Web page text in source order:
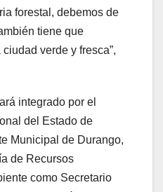
forestal, debemos de
tiene que
verde y fresca”,
integrado por el
del Estado de
Municipal de Durango,
de Recursos
como Secretario